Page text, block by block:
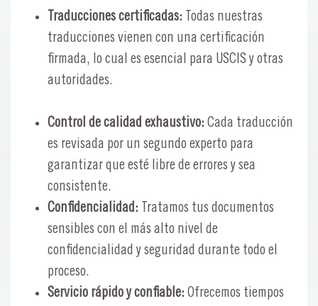
Traducciones certificadas:
Todas nuestras
traducciones vienen con una certificación
firmada, lo cual es esencial para USCIS y otras
autoridades.
Control de calidad exhaustivo: Cada traducción
es revisada por un segundo experto para
garantizar que esté libre de errores y sea
consistente.
Confidencialidad:
Tratamos tus documentos
sensibles con el más alto nivel de
confidencialidad y seguridad durante todo el
proceso.
Servicio rápido y confiable: Ofrecemos tiempos